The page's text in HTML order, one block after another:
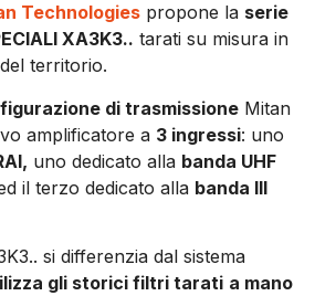
Technologies propone la serie
XA3K3.. tarati su misura in
territorio.
di trasmissione Mitan
amplificatore a 3 ingressi: uno
uno dedicato alla banda UHF
il terzo dedicato alla banda III
si differenzia dal sistema
gli storici filtri tarati a mano